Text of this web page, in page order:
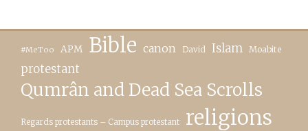
#MeToo APM Bible canon David Islam Moabite
protestant
Qumrân and Dead Sea Scrolls
Regards protestants – Campus protestant religions